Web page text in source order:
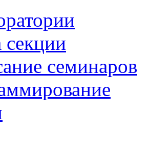
секции
семинаров